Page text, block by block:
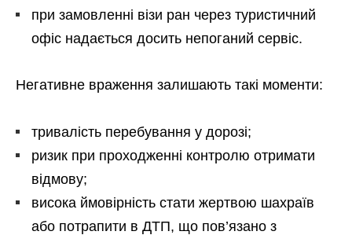
при замовленні візи ран через туристичний
офіс надається досить непоганий сервіс.
Негативне враження залишають такі моменти:
тривалість перебування у дорозі;
ризик при проходженні контролю отримати
відмову;
висока ймовірність стати жертвою шахраїв
або потрапити в ДТП, що пов’язано з